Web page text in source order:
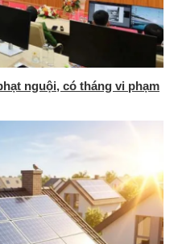
nguội, có tháng vi phạm